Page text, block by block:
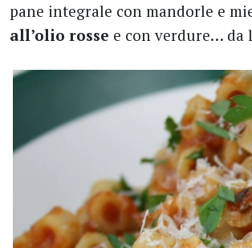
pane integrale con mandorle e
all’olio rosse e con verdure… da